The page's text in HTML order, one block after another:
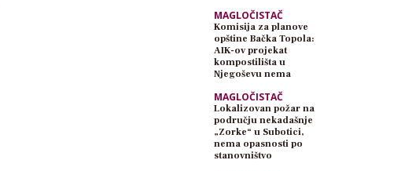
MAGLOČISTAČ
Komisija za planove
opštine Bačka Topola:
AIK-ov projekat
kompostilišta u
Njegoševu nema
MAGLOČISTAČ
Lokalizovan požar na
području nekadašnje
„Zorke“ u Subotici,
nema opasnosti po
stanovništvo